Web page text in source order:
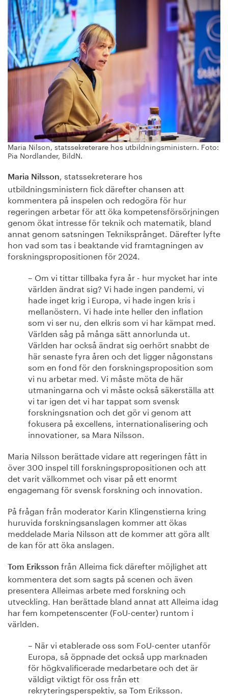
Maria Nilson, statssekreterare hos utbildningsministern. Foto:
Pia Nordlander, BildN.
Maria Nilsson
, statssekreterare hos
utbildningsministern fick därefter chansen att
kommentera på inspelen och redogöra för hur
regeringen arbetar för att öka kompetensförsörjningen
genom ökat intresse för teknik och matematik, bland
annat genom satsningen Tekniksprånget. Därefter lyfte
hon vad som tas i beaktande vid framtagningen av
forskningspropositionen för 2024.
– Om vi tittar tillbaka fyra år - hur mycket har inte
världen ändrat sig? Vi hade ingen pandemi, vi
hade inget krig i Europa, vi hade ingen kris i
mellanöstern. Vi hade inte heller den inflation
som vi ser nu, den elkris som vi har kämpat med.
Världen såg på många sätt annorlunda ut.
Världen har också ändrat sig oerhört snabbt de
här senaste fyra åren och det ligger någonstans
som en fond för den forskningsproposition som
vi nu arbetar med. Vi måste möta de här
utmaningarna och vi måste också säkerställa att
vi tar igen det vi har tappat som svensk
forskningsnation och det gör vi genom att
fokusera på excellens, internationalisering och
innovationer, sa Mara Nilsson.
Maria Nilsson berättade vidare att regeringen fått in
över 300 inspel till forskningspropositionen och att
det varit välkommet och visar på ett enormt
engagemang för svensk forskning och innovation.
På frågan från moderator Karin Klingenstierna kring
huruvida forskningsanslagen kommer att ökas
meddelade Maria Nilsson att de kommer att göra allt
de kan för att öka anslagen.
Tom Eriksson från Alleima fick därefter möjlighet att
kommentera det som sagts på scenen och även
presentera Alleimas arbete med forskning och
utveckling. Han berättade bland annat att Alleima idag
har fem kompetenscenter (FoU-center) runtom i
världen.
– När vi etablerade oss som FoU-center utanför
Europa, så öppnade det också upp marknaden
för högkvalificerade medarbetare och det är
väldigt viktigt för oss från ett
rekryteringsperspektiv, sa Tom Eriksson.